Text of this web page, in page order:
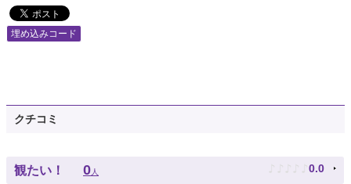
埋め込みコード
クチコミ
観たい！ 0人 ♪ ♪ ♪ ♪ ♪ 0.0